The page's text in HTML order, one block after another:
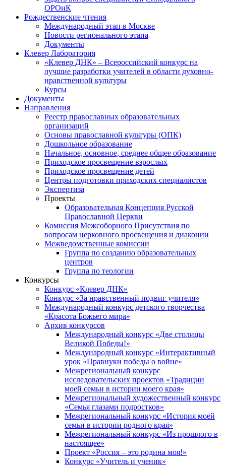
ОРОиК
Рождественские чтения
Международный этап в Москве
Новости регионального этапа
Документы
Клевер Лаборатория
«Клевер ДНК» – Всероссийский конкурс на
лучшие разработки учителей в области духовно-
нравственной культуры
Курсы
Документы
Направления
Реестр православных образовательных
организаций
Основы православной культуры (ОПК)
Дошкольное образование
Начальное, основное, среднее общее образование
Приходское просвещение взрослых
Приходское просвещение детей
Центры подготовки приходских специалистов
Экспертиза
Проекты
Образовательная Концепция Русской
Православной Церкви
Комиссия Межсоборного Присутствия по
вопросам церковного просвещения и диаконии
Межведомственные комиссии
Группа по созданию образовательных
центров
Группа по теологии
Конкурсы
Конкурс «Клевер ДНК»
Конкурс «За нравственный подвиг учителя»
Международный конкурс детского творчества
«Красота Божьего мира»
Архив конкурсов
Международный конкурс «Две столицы
Великой Победы!»
Международный конкурс «Интерактивный
урок «Правнуки победы о войне»
Межрегиональный конкурс
исследовательских проектов «Традиции
моей семьи в истории моего края»
Межрегиональный художественный конкурс
«Семья глазами подростков»
Межрегиональный конкурс «История моей
семьи в истории родного края»
Межрегиональный конкурс «Из прошлого в
настоящее»
Проект «Россия – это родина моя!»
Конкурс «Учитель и ученик»